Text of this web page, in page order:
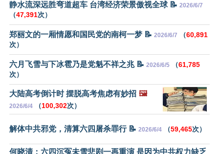
静水流深远胜弯道超车 台湾经济荣景傲视全球 📝 2026/6/7
（47,391次）
郑丽文的一厢情愿和国民党的南柯一梦 📝 2026/6/7 （60,891
次）
六月飞雪与下冰雹乃是党魁不祥之兆 📝 2026/6/5 （61,785
次）
大陆高考倒计时 摆脱高考焦虑有妙招 🖼️
2026/6/4 （100,302次）
解体中共邪党，清算六四屠杀罪行 📝 2026/6/4 （59,465次）
何晓清：六四沉冤未雪悲剧一再重演 是因为中共权力缺乏